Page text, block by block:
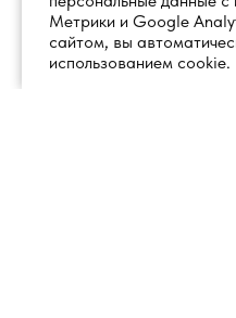
Метрики и Google
сайтом, вы
использованием cookie.